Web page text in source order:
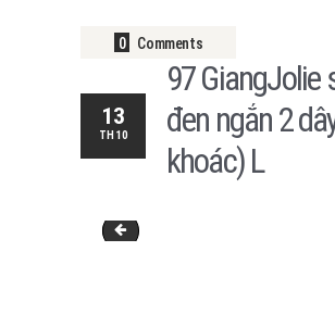
0 Comments
13
TH10
97 GiangJolie
đen ngắn 2
khoác) L
21.Áo khoác đen ngắn GiangJolie